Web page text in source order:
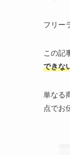
フリー
この記
できな
単なる
点でお